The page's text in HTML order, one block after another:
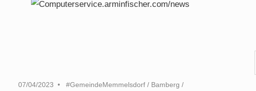
07/04/2023 #GemeindeMemmelsdorf / Bamberg /